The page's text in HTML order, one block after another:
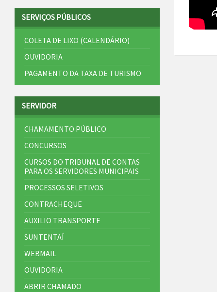
SERVIÇOS PÚBLICOS
COLETA DE LIXO (CALENDÁRIO)
OUVIDORIA
PAGAMENTO DA TAXA DE TURISMO
SERVIDOR
CHAMAMENTO PÚBLICO
CONCURSOS
CURSOS DO TRIBUNAL DE CONTAS
PARA OS SERVIDORES MUNICIPAIS
PROCESSOS SELETIVOS
CONTRACHEQUE
AUXILIO TRANSPORTE
SUNTENTAÍ
WEBMAIL
OUVIDORIA
ABRIR CHAMADO